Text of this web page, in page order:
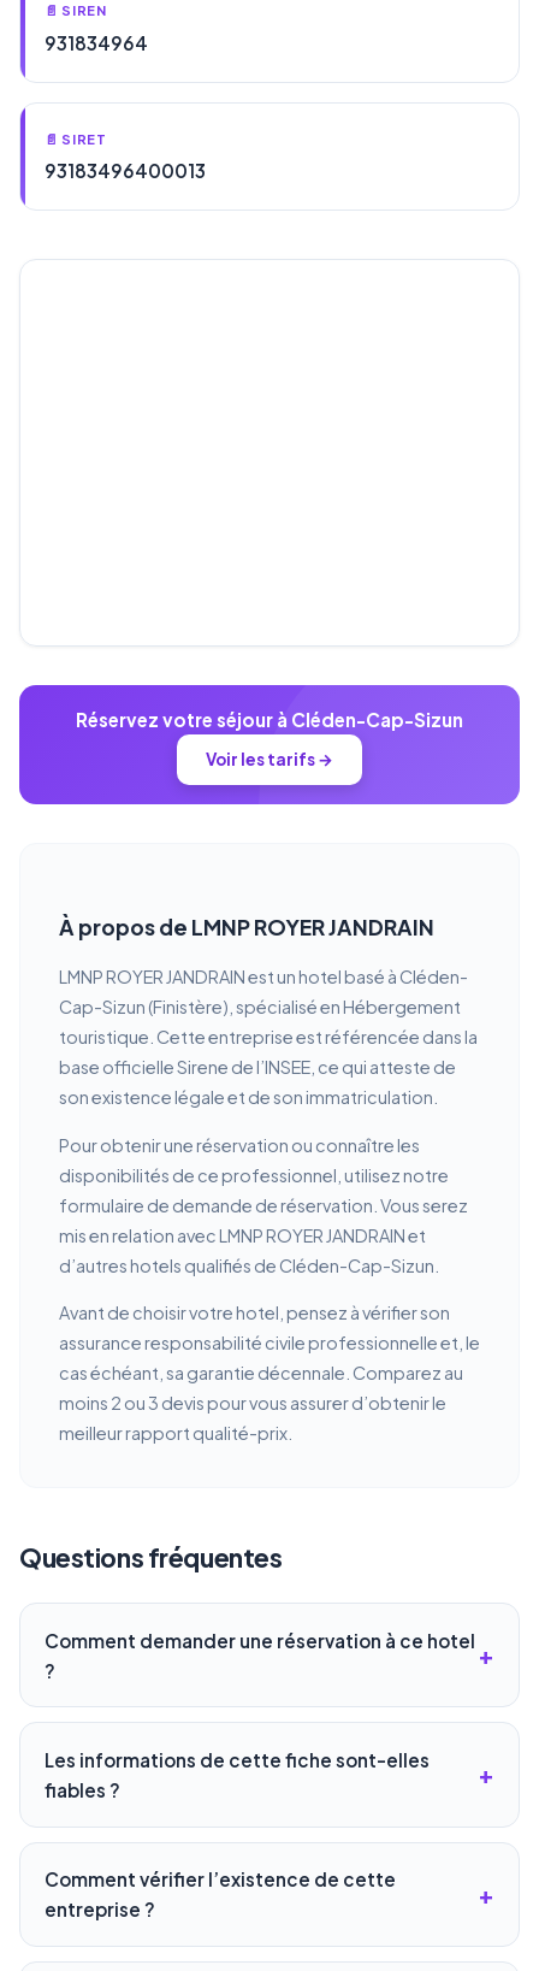
📄 SIREN
931834964
📄 SIRET
93183496400013
Réservez votre séjour à Cléden-Cap-Sizun
Voir les tarifs →
À propos de LMNP ROYER JANDRAIN
LMNP ROYER JANDRAIN est un hotel basé à Cléden-
Cap-Sizun (Finistère), spécialisé en Hébergement
touristique. Cette entreprise est référencée dans la
base officielle Sirene de l’INSEE, ce qui atteste de
son existence légale et de son immatriculation.
Pour obtenir une réservation ou connaître les
disponibilités de ce professionnel, utilisez notre
formulaire de demande de réservation. Vous serez
mis en relation avec LMNP ROYER JANDRAIN et
d’autres hotels qualifiés de Cléden-Cap-Sizun.
Avant de choisir votre hotel, pensez à vérifier son
assurance responsabilité civile professionnelle et, le
cas échéant, sa garantie décennale. Comparez au
moins 2 ou 3 devis pour vous assurer d’obtenir le
meilleur rapport qualité-prix.
Questions fréquentes
Comment demander une réservation à ce hotel
?
Les informations de cette fiche sont-elles
fiables ?
Comment vérifier l’existence de cette
entreprise ?